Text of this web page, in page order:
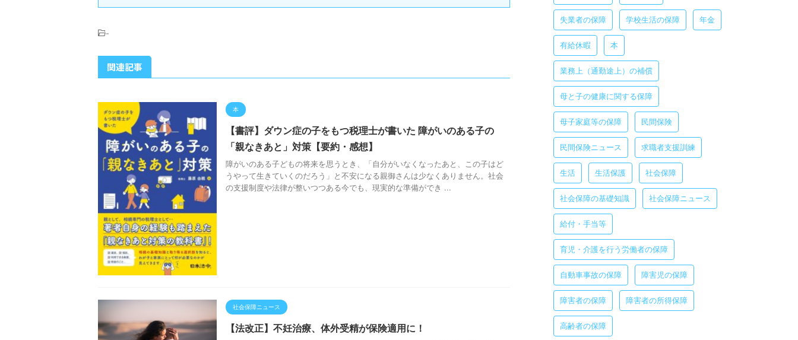
-
関連記事
本
【書評】ダウン症の子をもつ税理士が書いた 障がいのある子の
「親なきあと」対策【要約・感想】
障がいのある子どもの将来を思うとき、「自分がいなくなったあと、この子はど
うやって生きていくのだろう」と不安になる親御さんは少なくありません。社会
の支援制度や法律が整いつつある今でも、現実的な準備ができ ...
社会保障ニュース
【法改正】不妊治療、体外受精が保険適用に！
失業者の保障 学校生活の保障 年金
有給休暇 本
業務上（通勤途上）の補償
母と子の健康に関する保障
母子家庭等の保障 民間保険
民間保険ニュース 求職者支援訓練
生活 生活保護 社会保障
社会保障の基礎知識 社会保障ニュース
給付・手当等
育児・介護を行う労働者の保障
自動車事故の保障 障害児の保障
障害者の保障 障害者の所得保障
高齢者の保障